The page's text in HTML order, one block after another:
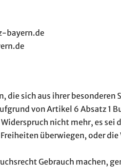
bayern.de
die sich aus ihrer
von Artikel 6 Absatz 1
nicht mehr, es
überwiegen, oder
Gebrauch machen,